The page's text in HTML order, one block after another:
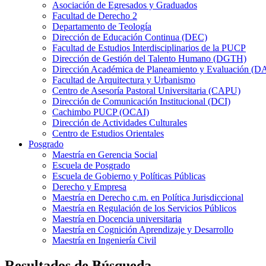
Asociación de Egresados y Graduados
Facultad de Derecho 2
Departamento de Teología
Dirección de Educación Continua (DEC)
Facultad de Estudios Interdisciplinarios de la PUCP
Dirección de Gestión del Talento Humano (DGTH)
Dirección Académica de Planeamiento y Evaluación
Facultad de Arquitectura y Urbanismo
Centro de Asesoría Pastoral Universitaria (CAPU)
Dirección de Comunicación Institucional (DCI)
Cachimbo PUCP (OCAI)
Dirección de Actividades Culturales
Centro de Estudios Orientales
Posgrado
Maestría en Gerencia Social
Escuela de Posgrado
Escuela de Gobierno y Políticas Públicas
Derecho y Empresa
Maestría en Derecho c.m. en Política Jurisdiccional
Maestría en Regulación de los Servicios Públicos
Maestría en Docencia universitaria
Maestría en Cognición Aprendizaje y Desarrollo
Maestría en Ingeniería Civil